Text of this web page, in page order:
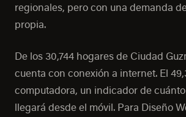
regionales, pero con una demanda
propia.
De los 30,744 hogares de Ciudad
cuenta con conexión a internet. El
computadora, un indicador de
llegará desde el móvil. Para Diseño